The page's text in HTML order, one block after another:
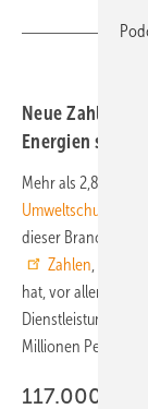
Neue Zahlen
Energien sinkt
Mehr als 2,8
Umweltschutz
dieser Branche
Zahlen
hat, vor allem im
Dienstleistungen:
Millionen Personen
117.000